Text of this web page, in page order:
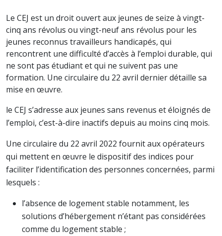
Le CEJ est un droit ouvert aux jeunes de seize à vingt-
cinq ans révolus ou vingt-neuf ans révolus pour les
jeunes reconnus travailleurs handicapés, qui
rencontrent une difficulté d’accès à l’emploi durable, qui
ne sont pas étudiant et qui ne suivent pas une
formation. Une circulaire du 22 avril dernier détaille sa
mise en œuvre.
le CEJ s’adresse aux jeunes sans revenus et éloignés de
l’emploi, c’est-à-dire inactifs depuis au moins cinq mois.
Une circulaire du 22 avril 2022 fournit aux opérateurs
qui mettent en œuvre le dispositif des indices pour
faciliter l’identification des personnes concernées, parmi
lesquels :
l’absence de logement stable notamment, les
solutions d’hébergement n’étant pas considérées
comme du logement stable ;